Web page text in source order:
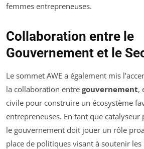
femmes entrepreneuses.
Collaboration entre le
Gouvernement et le
Le sommet AWE a également mis
la collaboration entre gouvernement,
civile pour construire un écosystème
entrepreneuses. En tant que catalyseur
le gouvernement doit jouer un rôle
place de politiques visant à soutenir